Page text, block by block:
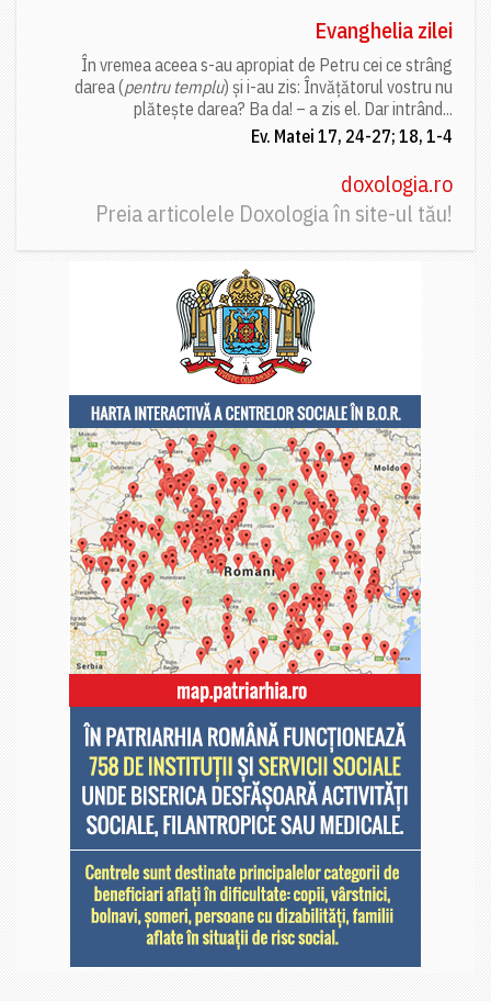
Evanghelia zilei
În vremea aceea s-au apropiat de Petru cei ce strâng
darea (pentru templu) și i-au zis: Învățătorul vostru nu
plătește darea? Ba da! – a zis el. Dar intrând...
Ev. Matei 17, 24-27; 18, 1-4
doxologia.ro
Preia articolele Doxologia în site-ul tău!